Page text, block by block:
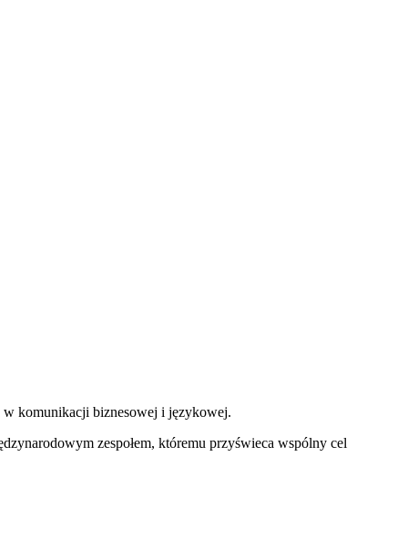
w komunikacji biznesowej i językowej.
zespołem, któremu przyświeca wspólny cel